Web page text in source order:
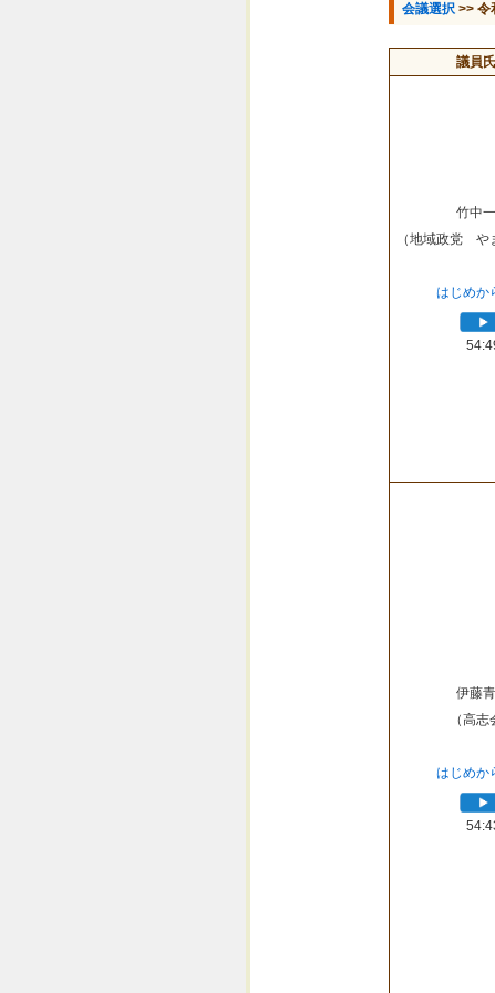
会議選択 >> 令
議員
竹中
（地域政党 や
はじめか
伊藤
（高志
はじめか